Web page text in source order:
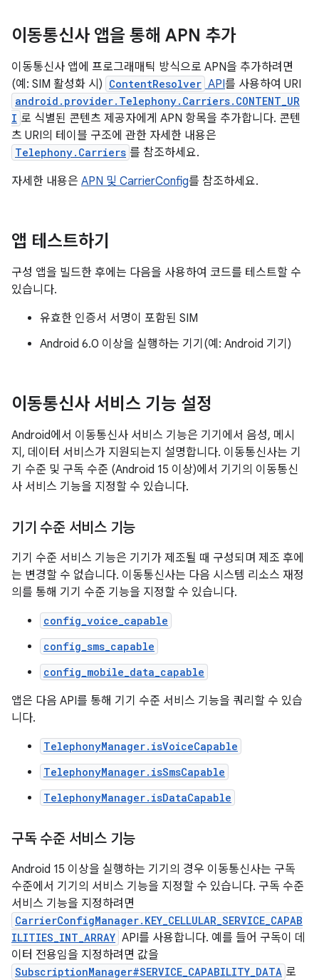
이동통신사 앱을 통해 APN 추가
이동통신사 앱에 프로그래매틱 방식으로 APN을 추가하려면
(예: SIM 활성화 시) ContentResolver API를 사용하여 URI
android.provider.Telephony.Carriers.CONTENT_UR
I 로 식별된 콘텐츠 제공자에게 APN 항목을 추가합니다. 콘텐
츠 URI의 테이블 구조에 관한 자세한 내용은
Telephony.Carriers 를 참조하세요.
자세한 내용은 APN 및 CarrierConfig를 참조하세요.
앱 테스트하기
구성 앱을 빌드한 후에는 다음을 사용하여 코드를 테스트할 수
있습니다.
유효한 인증서 서명이 포함된 SIM
Android 6.0 이상을 실행하는 기기(예: Android 기기)
이동통신사 서비스 기능 설정
Android에서 이동통신사 서비스 기능은 기기에서 음성, 메시
지, 데이터 서비스가 지원되는지 설명합니다. 이동통신사는 기
기 수준 및 구독 수준 (Android 15 이상)에서 기기의 이동통신
사 서비스 기능을 지정할 수 있습니다.
기기 수준 서비스 기능
기기 수준 서비스 기능은 기기가 제조될 때 구성되며 제조 후에
는 변경할 수 없습니다. 이동통신사는 다음 시스템 리소스 재정
의를 통해 기기 수준 기능을 지정할 수 있습니다.
config_voice_capable
config_sms_capable
config_mobile_data_capable
앱은 다음 API를 통해 기기 수준 서비스 기능을 쿼리할 수 있습
니다.
TelephonyManager.isVoiceCapable
TelephonyManager.isSmsCapable
TelephonyManager.isDataCapable
구독 수준 서비스 기능
Android 15 이상을 실행하는 기기의 경우 이동통신사는 구독
수준에서 기기의 서비스 기능을 지정할 수 있습니다. 구독 수준
서비스 기능을 지정하려면
CarrierConfigManager.KEY_CELLULAR_SERVICE_CAPAB
ILITIES_INT_ARRAY API를 사용합니다. 예를 들어 구독이 데
이터 전용임을 지정하려면 값을
SubscriptionManager#SERVICE_CAPABILITY_DATA 로